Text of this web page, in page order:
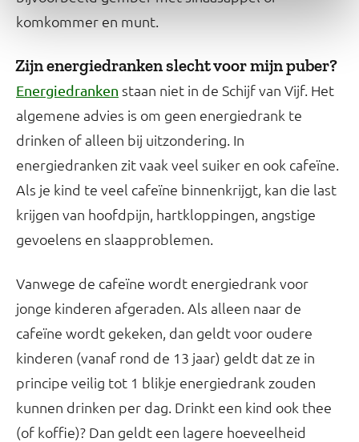
komkommer en munt.
Zijn energiedranken slecht voor mijn puber?
Energiedranken staan niet in de Schijf van Vijf. Het
algemene advies is om geen energiedrank te
drinken of alleen bij uitzondering. In
energiedranken zit vaak veel suiker en ook cafeïne.
Als je kind te veel cafeïne binnenkrijgt, kan die last
krijgen van hoofdpijn, hartkloppingen, angstige
gevoelens en slaapproblemen.
Vanwege de cafeïne wordt energiedrank voor
jonge kinderen afgeraden. Als alleen naar de
cafeïne wordt gekeken, dan geldt voor oudere
kinderen (vanaf rond de 13 jaar) geldt dat ze in
principe veilig tot 1 blikje energiedrank zouden
kunnen drinken per dag. Drinkt een kind ook thee
(of koffie)? Dan geldt een lagere hoeveelheid